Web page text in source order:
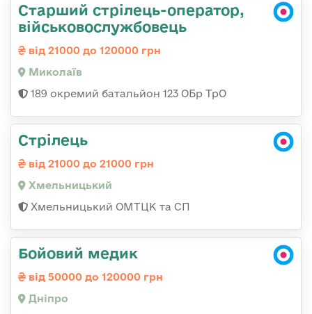
Старший стрілець-оператор,
військовослужбовець
від 21000 до 120000 грн
Миколаїв
189 окремий батальйон 123 ОБр ТрО
Стрілець
від 21000 до 21000 грн
Хмельницький
Хмельницький ОМТЦК та СП
Бойовий медик
від 50000 до 120000 грн
Дніпро